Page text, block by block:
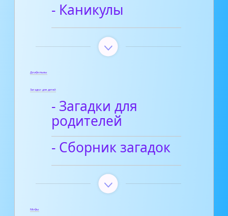
- Каникулы
Диафильмы
Загадки для детей
- Загадки для
родителей
- Сборник загадок
Мифы